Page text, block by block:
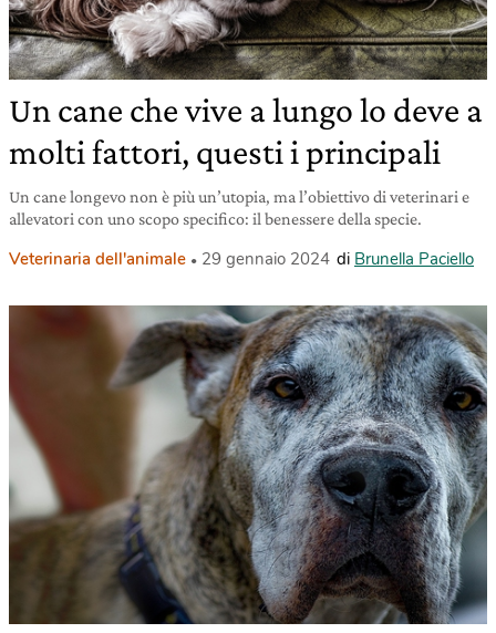
Un cane che vive a lungo lo deve a
molti fattori, questi i principali
Un cane longevo non è più un’utopia, ma l’obiettivo di veterinari e
allevatori con uno scopo specifico: il benessere della specie.
Veterinaria dell'animale 29 gennaio 2024 di Brunella Paciello